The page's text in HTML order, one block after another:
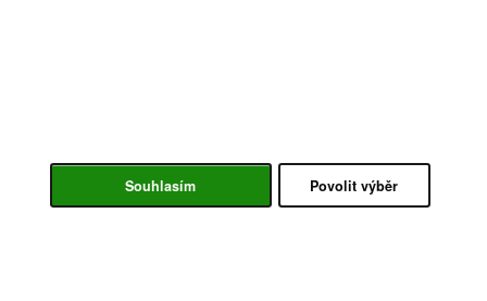
Souhlasím Povolit výběr